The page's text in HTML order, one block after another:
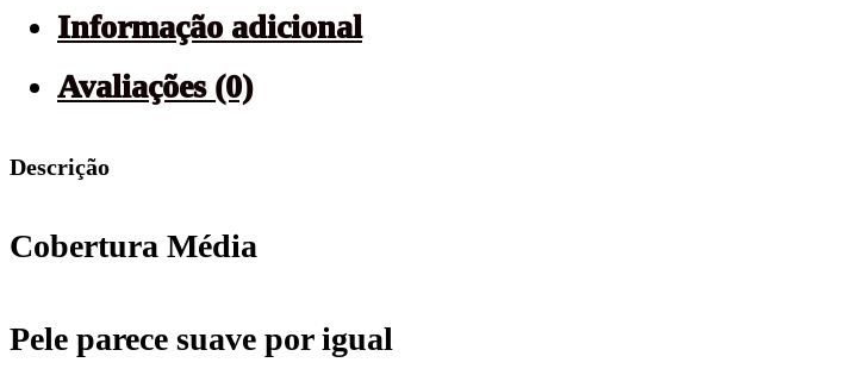
Informação adicional
Avaliações (0)
Descrição
Cobertura Média
Pele parece suave por igual